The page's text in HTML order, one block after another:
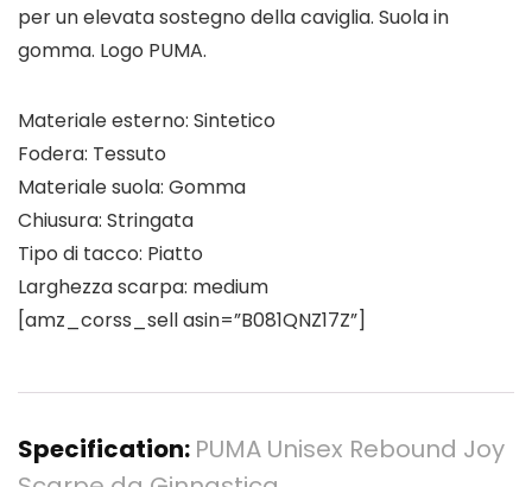
per un elevata sostegno della caviglia. Suola in
gomma. Logo PUMA.
Materiale esterno: Sintetico
Fodera: Tessuto
Materiale suola: Gomma
Chiusura: Stringata
Tipo di tacco: Piatto
Larghezza scarpa: medium
[amz_corss_sell asin=”B081QNZ17Z”]
Specification: PUMA Unisex Rebound Joy